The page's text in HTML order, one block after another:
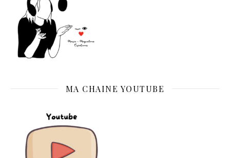
MA CHAINE YOUTUBE